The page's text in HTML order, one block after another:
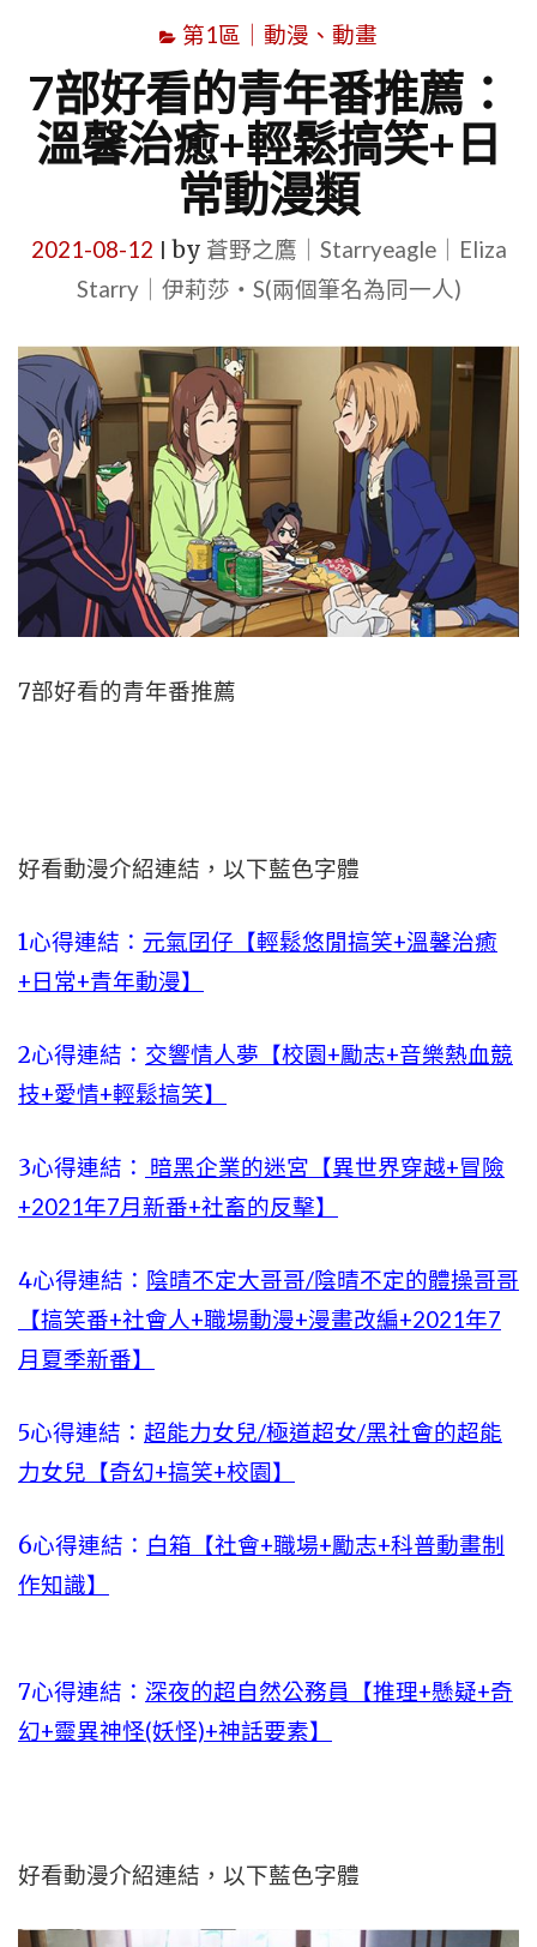
第1區｜動漫、動畫
7部好看的青年番推薦：
溫馨治癒+輕鬆搞笑+日
常動漫類
2021-08-12 by 蒼野之鷹｜Starryeagle｜Eliza
Starry｜伊莉莎・S(兩個筆名為同一人)
7部好看的青年番推薦
好看動漫介紹連結，以下藍色字體
1心得連結： 元氣囝仔【輕鬆悠閒搞笑+溫馨治癒
+日常+青年動漫】
2心得連結： 交響情人夢【校園+勵志+音樂熱血競
技+愛情+輕鬆搞笑】
3心得連結： 暗黑企業的迷宮【異世界穿越+冒險
+2021年7月新番+社畜的反擊】
4心得連結： 陰晴不定大哥哥/陰晴不定的體操哥哥
【搞笑番+社會人+職場動漫+漫畫改編+2021年7
月夏季新番】
5心得連結： 超能力女兒/極道超女/黑社會的超能
力女兒【奇幻+搞笑+校園】
6心得連結： 白箱【社會+職場+勵志+科普動畫制
作知識】
7心得連結： 深夜的超自然公務員【推理+懸疑+奇
幻+靈異神怪(妖怪)+神話要素】
好看動漫介紹連結，以下藍色字體